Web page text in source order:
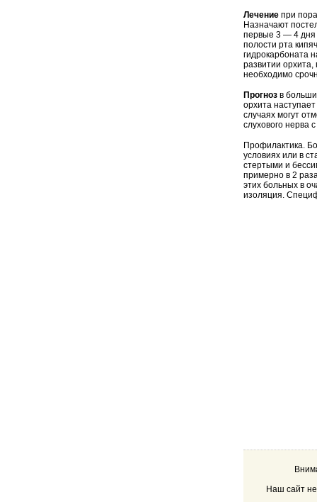
Лечение при
Назначают
первые 3 — 4 дня
полости рта
гидрокарбоната
развитии
необходимо
Прогноз в
орхита наступает
случаях могут
слухового нерва
Профилактика.
условиях или в
стертыми и
примерно в 2
этих больных в
изоляция.
Наш сайт